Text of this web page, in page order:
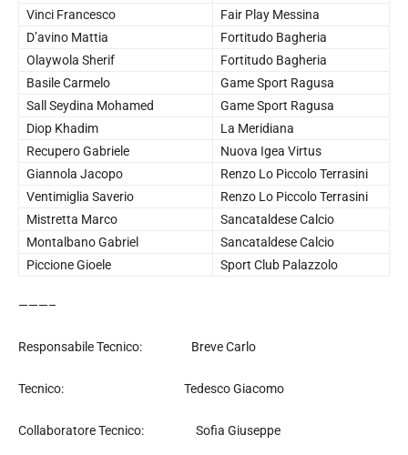
Vinci Francesco
Fair Play Messina
D’avino Mattia
Fortitudo Bagheria
Olaywola Sherif
Fortitudo Bagheria
Basile Carmelo
Game Sport Ragusa
Sall Seydina Mohamed
Game Sport Ragusa
Diop Khadim
La Meridiana
Recupero Gabriele
Nuova Igea Virtus
Giannola Jacopo
Renzo Lo Piccolo Terrasini
Ventimiglia Saverio
Renzo Lo Piccolo Terrasini
Mistretta Marco
Sancataldese Calcio
Montalbano Gabriel
Sancataldese Calcio
Piccione Gioele
Sport Club Palazzolo
———–
Responsabile Tecnico: Breve Carlo
Tecnico: Tedesco Giacomo
Collaboratore Tecnico: Sofia Giuseppe